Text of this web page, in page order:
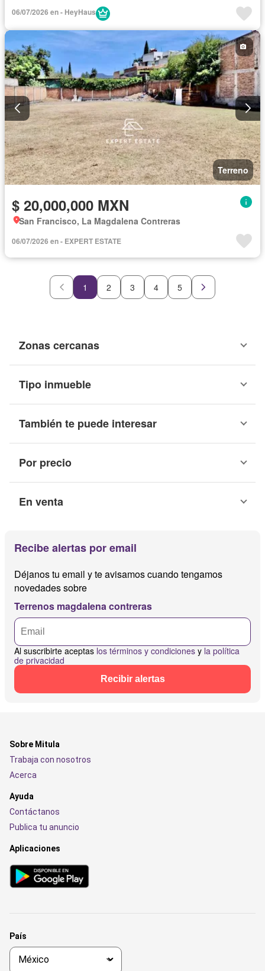
06/07/2026 en - HeyHaus
Terreno
$ 20,000,000 MXN
San Francisco, La Magdalena Contreras
06/07/2026 en - EXPERT ESTATE
1 2 3 4 5
Zonas cercanas
Tipo inmueble
También te puede interesar
Por precio
En venta
Recibe alertas por email
Déjanos tu email y te avisamos cuando tengamos
novedades sobre
Terrenos magdalena contreras
Al suscribirte aceptas los términos y condiciones y la política
de privacidad
Recibir alertas
Sobre Mitula
Trabaja con nosotros
Acerca
Ayuda
Contáctanos
Publica tu anuncio
Aplicaciones
País